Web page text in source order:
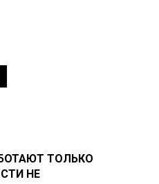
ТОЛЬКО
НЕ